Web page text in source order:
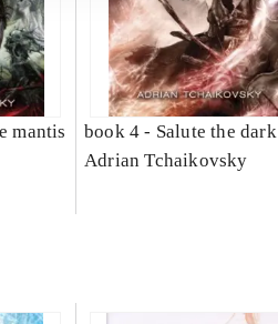
mantis
book 4 - Salute the dark
Adrian Tchaikovsky